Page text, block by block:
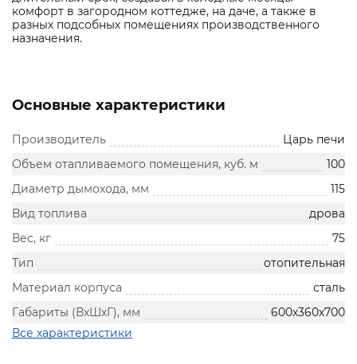
комфорт в загородном коттедже, на даче, а также в
разных подсобных помещениях производственного
назначения.
Основные характеристики
Производитель
Царь печи
Объем отапливаемого помещения, куб. м
100
Диаметр дымохода, мм
115
Вид топлива
дрова
Вес, кг
75
Тип
отопительная
Материал корпуса
сталь
Габариты (ВхШхГ), мм
600х360х700
Все характеристики